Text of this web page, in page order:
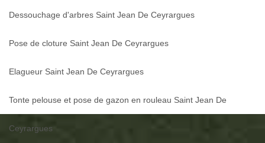
Dessouchage d'arbres Saint Jean De Ceyrargues
Pose de cloture Saint Jean De Ceyrargues
Elagueur Saint Jean De Ceyrargues
Tonte pelouse et pose de gazon en rouleau Saint Jean De
Ceyrargues